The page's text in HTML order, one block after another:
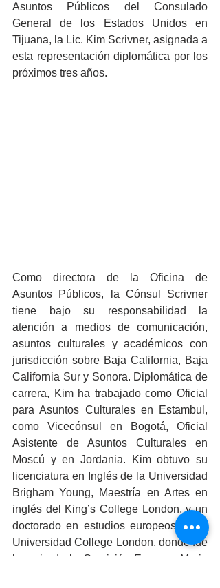
Asuntos Públicos del Consulado
General de los Estados Unidos en
Tijuana, la Lic. Kim Scrivner, asignada a
esta representación diplomática por los
próximos tres años.
Como directora de la Oficina de
Asuntos Públicos, la Cónsul Scrivner
tiene bajo su responsabilidad la
atención a medios de comunicación,
asuntos culturales y académicos con
jurisdicción sobre Baja California, Baja
California Sur y Sonora. Diplomática de
carrera, Kim ha trabajado como Oficial
para Asuntos Culturales en Estambul,
como Vicecónsul en Bogotá, Oficial
Asistente de Asuntos Culturales en
Moscú y en Jordania. Kim obtuvo su
licenciatura en Inglés de la Universidad
Brigham Young, Maestría en Artes en
inglés del King’s College London, y un
doctorado en estudios europeos de la
Universidad College London, donde fue
becaria de la Comisión Europea Marie